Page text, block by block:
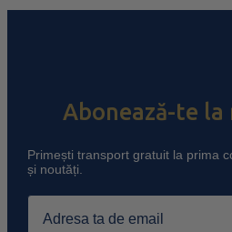
Abonează-te
Primești transport gratuit la prima
și noutăți.
Email